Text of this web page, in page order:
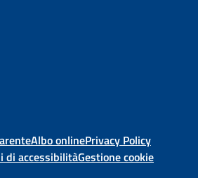
Albo onlinePrivacy Policy
di accessibilitàGestione cookie